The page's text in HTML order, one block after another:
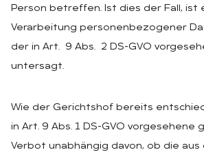
Person betreffen. Ist dies der Fall, ist
Verarbeitung personenbezogener
der in Art. 9 Abs. 2 DS-GVO
untersagt.
Wie der Gerichtshof bereits
in Art. 9 Abs. 1 DS-GVO vorgesehene
Verbot unabhängig davon, ob die aus